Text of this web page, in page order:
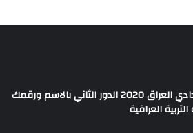
“حمل” نتائج السادس الإعدادي العراق 2020 الدور الثاني بالاسم ورقمك
العراقية